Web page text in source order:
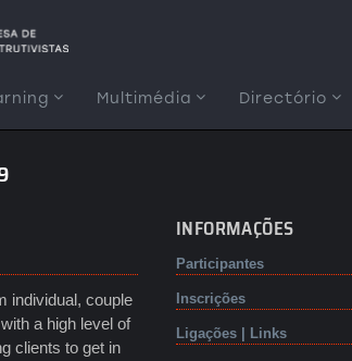
Multimédia Directório
individual, couple
a high level of
clients to get in
INFORMAÇÕES
Participantes
Inscrições
Ligações | Links